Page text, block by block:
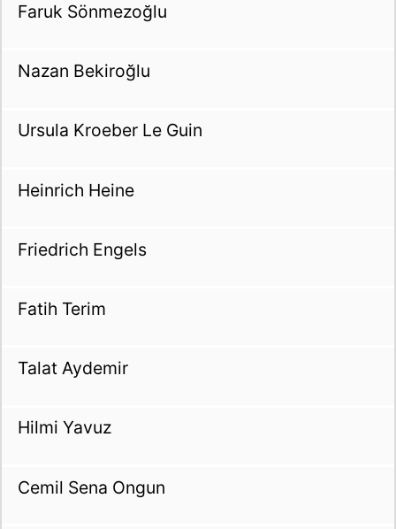
Faruk Sönmezoğlu
Nazan Bekiroğlu
Ursula Kroeber Le Guin
Heinrich Heine
Friedrich Engels
Fatih Terim
Talat Aydemir
Hilmi Yavuz
Cemil Sena Ongun